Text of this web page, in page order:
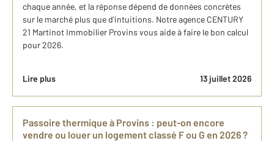
chaque année, et la réponse dépend de données concrètes
sur le marché plus que d'intuitions. Notre agence CENTURY
21 Martinot Immobilier Provins vous aide à faire le bon calcul
pour 2026.
Lire plus 13 juillet 2026
Passoire thermique à Provins : peut-on encore
vendre ou louer un logement classé F ou G en 2026 ?